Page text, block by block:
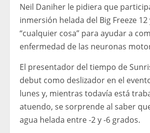
Neil Daniher le pidiera que
inmersión helada del Big Freeze
“cualquier cosa” para ayudar a
enfermedad de las neuronas
El presentador del tiempo de
debut como deslizador en el
lunes y, mientras todavía está
atuendo, se sorprende al saber
agua helada entre -2 y -6 grados.